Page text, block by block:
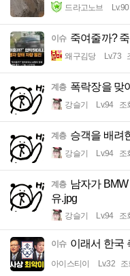
드라고노브 Lv.90
이슈 죽여줄까?
왜구김당 Lv.73
계층 폭락장을 맞
강슬기 Lv.94 조
계층 승객을 배려
강슬기 Lv.94 조
계층 남자가
유.jpg
강슬기 Lv.94 조
이슈 이래서 한국
아이스티이 Lv.32 조